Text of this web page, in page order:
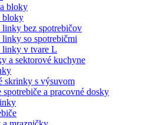
bloky
bloky
bez spotrebičov
so spotrebičmi
linky v tvare L
a sektorové kuchyne
skrinky s výsuvom
a pracovné dosky